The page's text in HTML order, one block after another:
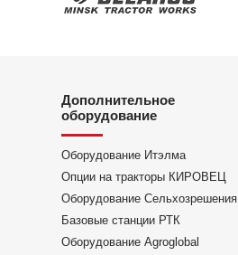
Дополнительное
оборудование
Оборудование Итэлма
Опции на тракторы КИРОВЕЦ
Оборудование Сельхозрешения
Базовые станции РТК
Оборудование Agroglobal